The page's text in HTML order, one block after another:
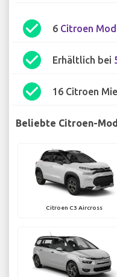
check_circle 6 Citroen
check_circle Erhältlich bei
check_circle 16 Citroen
Beliebte Citroen-
Citroen C3 Aircross